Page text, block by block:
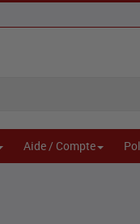
Aide / Compte